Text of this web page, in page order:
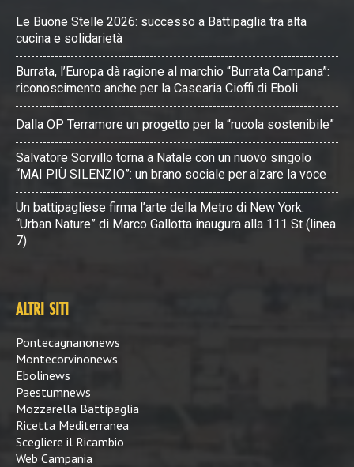
Le Buone Stelle 2026: successo a Battipaglia tra alta
cucina e solidarietà
Burrata, l’Europa dà ragione al marchio “Burrata Campana”:
riconoscimento anche per la Casearia Cioffi di Eboli
Dalla OP Terramore un progetto per la “rucola sostenibile”
Salvatore Sorvillo torna a Natale con un nuovo singolo
“MAI PIÙ SILENZIO”: un brano sociale per alzare la voce
Un battipagliese firma l’arte della Metro di New York:
“Urban Nature” di Marco Gallotta inaugura alla 111 St (linea
7)
ALTRI SITI
Pontecagnanonews
Montecorvinonews
Ebolinews
Paestumnews
Mozzarella Battipaglia
Ricetta Mediterranea
Scegliere il Ricambio
Web Campania